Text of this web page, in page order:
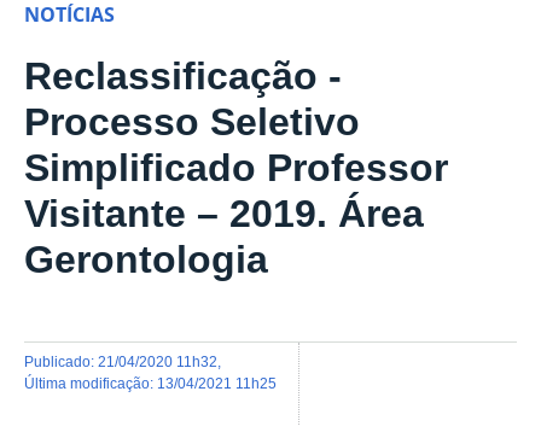
NOTÍCIAS
Reclassificação -
Processo Seletivo
Simplificado Professor
Visitante – 2019. Área
Gerontologia
publicado: 21/04/2020 11h32
última modificação: 13/04/2021 11h25